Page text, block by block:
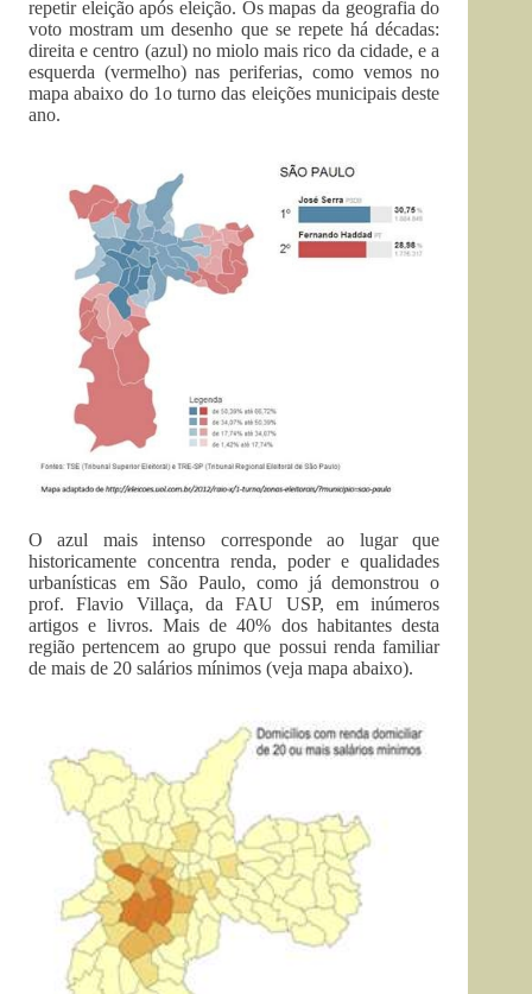
repetir eleição após eleição. Os mapas da geografia do
voto mostram um desenho que se repete há décadas:
direita e centro (azul) no miolo mais rico da cidade, e a
esquerda (vermelho) nas periferias, como vemos no
mapa abaixo do 1o turno das eleições municipais deste
ano.
O azul mais intenso corresponde ao lugar que
historicamente concentra renda, poder e qualidades
urbanísticas em São Paulo, como já demonstrou o
prof. Flavio Villaça, da FAU USP, em inúmeros
artigos e livros. Mais de 40% dos habitantes desta
região pertencem ao grupo que possui renda familiar
de mais de 20 salários mínimos (veja mapa abaixo).